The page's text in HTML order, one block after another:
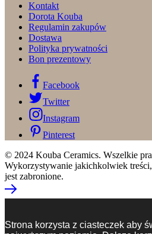
Kontakt
Dorota Kouba
Regulamin zakupów
Dostawa
Polityka prywatności
Bon prezentowy
Facebook
Twitter
Instagram
Pinterest
© 2024 Kouba Ceramics. Wszelkie
Wykorzystywanie jakichkolwiek
jest zabronione.
Strona korzysta z ciasteczek aby